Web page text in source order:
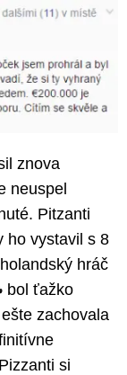
znova
neuspel
Pitzanti
ho vystavil s 8
hráč
bol ťažko
zachovala
si